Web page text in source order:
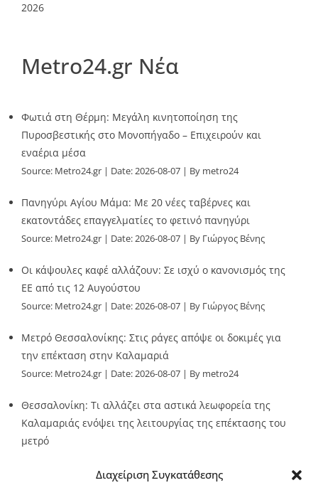
Διαχείριση Συγκατάθεσης
2026
Metro24.gr Νέα
Φωτιά στη Θέρμη: Μεγάλη κινητοποίηση της
Πυροσβεστικής στο Μονοπήγαδο – Επιχειρούν και
εναέρια μέσα
Source: Metro24.gr Date: 2026-08-07 By metro24
Πανηγύρι Αγίου Μάμα: Με 20 νέες ταβέρνες και
εκατοντάδες επαγγελματίες το φετινό πανηγύρι
Source: Metro24.gr Date: 2026-08-07 By Γιώργος Βένης
Οι κάψουλες καφέ αλλάζουν: Σε ισχύ ο κανονισμός της
ΕΕ από τις 12 Αυγούστου
Source: Metro24.gr Date: 2026-08-07 By Γιώργος Βένης
Μετρό Θεσσαλονίκης: Στις ράγες απόψε οι δοκιμές για
την επέκταση στην Καλαμαριά
Source: Metro24.gr Date: 2026-08-07 By metro24
Θεσσαλονίκη: Τι αλλάζει στα αστικά λεωφορεία της
Καλαμαριάς ενόψει της λειτουργίας της επέκτασης του
μετρό